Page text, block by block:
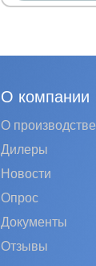
О компании
О производстве
Дилеры
Новости
Опрос
Документы
Отзывы